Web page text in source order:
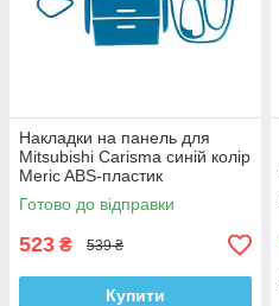
Накладки на панель для
Mitsubishi Carisma синій колір
Meric ABS-пластик
Готово до відправки
523 ₴ 539 ₴
Купити